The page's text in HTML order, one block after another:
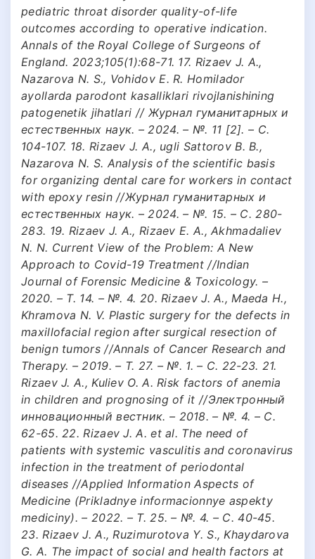
pediatric throat disorder quality-of-life
outcomes according to operative indication.
Annals of the Royal College of Surgeons of
England. 2023;105(1):68-71. 17. Rizaev J. A.,
Nazarova N. S., Vohidov E. R. Homilador
ayollarda parodont kasalliklari rivojlanishining
patogenetik jihatlari // Журнал гуманитарных и
естественных наук. – 2024. – №. 11 [2]. – С.
104-107. 18. Rizaev J. A., ugli Sattorov B. B.,
Nazarova N. S. Analysis of the scientific basis
for organizing dental care for workers in contact
with epoxy resin //Журнал гуманитарных и
естественных наук. – 2024. – №. 15. – С. 280-
283. 19. Rizaev J. A., Rizaev E. A., Akhmadaliev
N. N. Current View of the Problem: A New
Approach to Covid-19 Treatment //Indian
Journal of Forensic Medicine & Toxicology. –
2020. – Т. 14. – №. 4. 20. Rizaev J. A., Maeda H.,
Khramova N. V. Plastic surgery for the defects in
maxillofacial region after surgical resection of
benign tumors //Annals of Cancer Research and
Therapy. – 2019. – Т. 27. – №. 1. – С. 22-23. 21.
Rizaev J. A., Kuliev O. A. Risk factors of anemia
in children and prognosing of it //Электронный
инновационный вестник. – 2018. – №. 4. – С.
62-65. 22. Rizaev J. A. et al. The need of
patients with systemic vasculitis and coronavirus
infection in the treatment of periodontal
diseases //Applied Information Aspects of
Medicine (Prikladnye informacionnye aspekty
mediciny). – 2022. – Т. 25. – №. 4. – С. 40-45.
23. Rizaev J. A., Ruzimurotova Y. S., Khaydarova
G. A. The impact of social and health factors at